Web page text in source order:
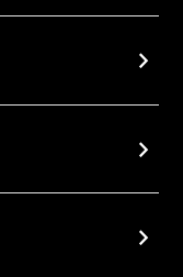
chevron_right
chevron_right
chevron_right